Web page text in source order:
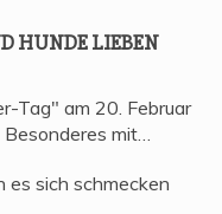
HUN­DE LIEBEN
Tag" am 20. Februar
mit…